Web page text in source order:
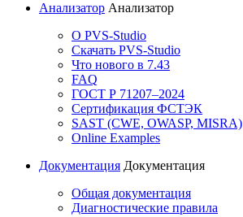
Анализатор Анализатор
О PVS-Studio
Скачать PVS-Studio
Что нового в 7.43
FAQ
ГОСТ Р 71207–2024
Сертификация ФСТЭК
SAST (CWE, OWASP, MISRA)
Online Examples
Документация Документация
Общая документация
Диагностические правила